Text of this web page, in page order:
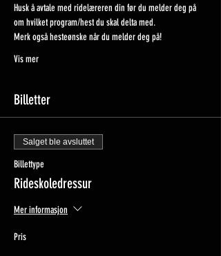
Husk å avtale med ridelæreren din før du melder deg på
om hvilket program/hest du skal delta med.
Merk også hesteønske når du melder deg på!
Vis mer
Billetter
Salget ble avsluttet
Billettype
Rideskoledressur
Mer informasjon
Pris